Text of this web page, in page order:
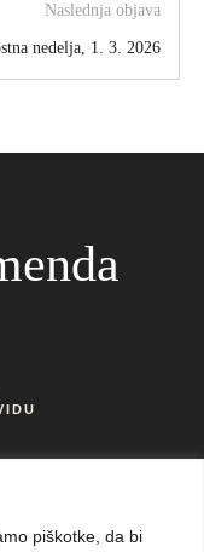
piškotke, da bi
Naslednja objava
nedelja, 1. 3. 2026
90